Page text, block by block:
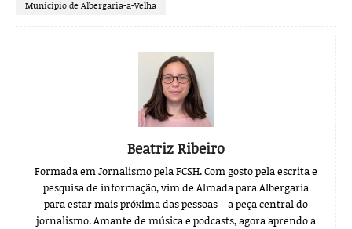
Município de Albergaria-a-Velha
Beatriz Ribeiro
Formada em Jornalismo pela FCSH. Com gosto pela escrita e
pesquisa de informação, vim de Almada para Albergaria
para estar mais próxima das pessoas – a peça central do
jornalismo. Amante de música e podcasts, agora aprendo a